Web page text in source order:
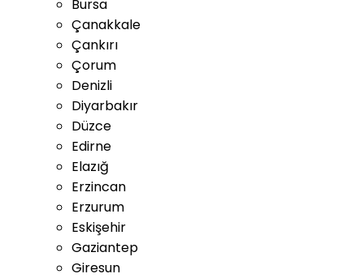
Bursa
Çanakkale
Çankırı
Çorum
Denizli
Diyarbakır
Düzce
Edirne
Elazığ
Erzincan
Erzurum
Eskişehir
Gaziantep
Giresun